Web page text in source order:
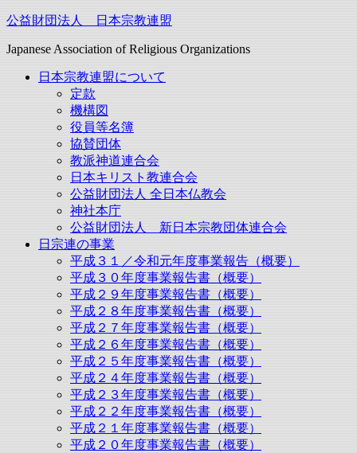
Skip
content
公益財団法人 日本宗教連盟
Japanese Association of Religious Organizations
日本宗教連盟について
定款
機構図
役員等名簿
協賛団体
教派神道連合会
日本キリスト教連合会
公益財団法人 全日本仏教会
神社本庁
公益財団法人 新日本宗教団体連合会
日宗連の事業
平成３１／令和元年度事業報告（概要）
平成３０年度事業報告書（概要）
平成２９年度事業報告書（概要）
平成２８年度事業報告書（概要）
平成２７年度事業報告書（概要）
平成２６年度事業報告書（概要）
平成２５年度事業報告書（概要）
平成２４年度事業報告書（概要）
平成２３年度事業報告書（概要）
平成２２年度事業報告書（概要）
平成２１年度事業報告書（概要）
平成２０年度事業報告書（概要）